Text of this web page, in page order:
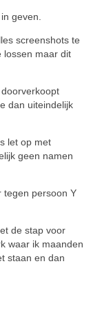
geven.
screenshots te
lossen maar dit
dan uiteindelijk
let op met
geen namen
tegen persoon Y
de stap voor
waar ik maanden
staan en dan